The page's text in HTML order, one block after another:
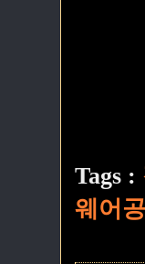
Tags :
웨어